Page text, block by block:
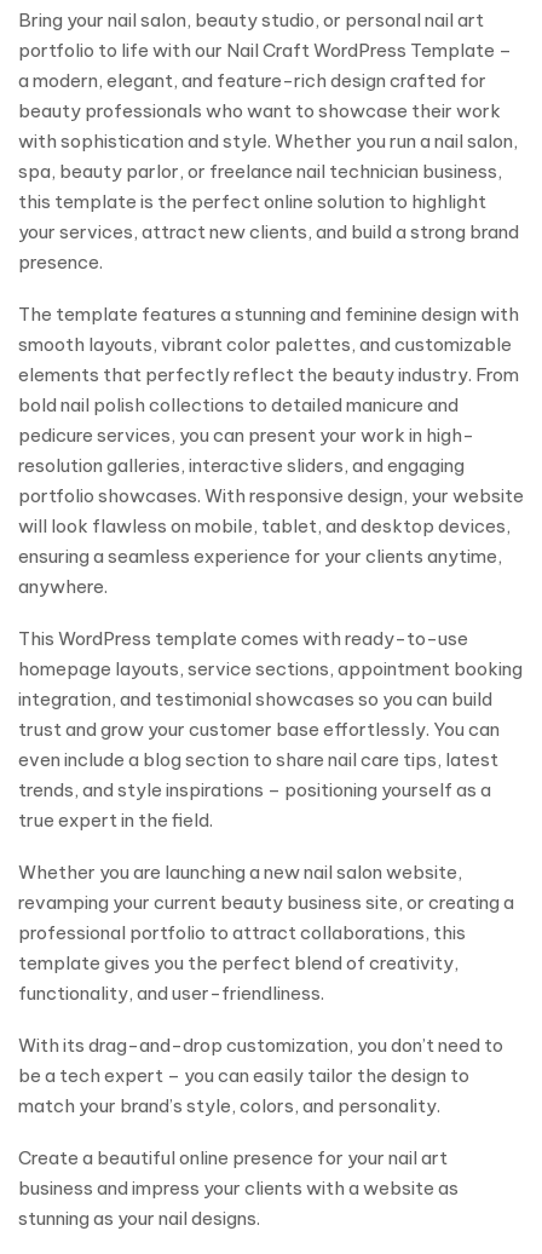
Bring your nail salon, beauty studio, or personal nail art
portfolio to life with our Nail Craft WordPress Template –
a modern, elegant, and feature-rich design crafted for
beauty professionals who want to showcase their work
with sophistication and style. Whether you run a nail salon,
spa, beauty parlor, or freelance nail technician business,
this template is the perfect online solution to highlight
your services, attract new clients, and build a strong brand
presence.
The template features a stunning and feminine design with
smooth layouts, vibrant color palettes, and customizable
elements that perfectly reflect the beauty industry. From
bold nail polish collections to detailed manicure and
pedicure services, you can present your work in high-
resolution galleries, interactive sliders, and engaging
portfolio showcases. With responsive design, your website
will look flawless on mobile, tablet, and desktop devices,
ensuring a seamless experience for your clients anytime,
anywhere.
This WordPress template comes with ready-to-use
homepage layouts, service sections, appointment booking
integration, and testimonial showcases so you can build
trust and grow your customer base effortlessly. You can
even include a blog section to share nail care tips, latest
trends, and style inspirations – positioning yourself as a
true expert in the field.
Whether you are launching a new nail salon website,
revamping your current beauty business site, or creating a
professional portfolio to attract collaborations, this
template gives you the perfect blend of creativity,
functionality, and user-friendliness.
With its drag-and-drop customization, you don’t need to
be a tech expert – you can easily tailor the design to
match your brand’s style, colors, and personality.
Create a beautiful online presence for your nail art
business and impress your clients with a website as
stunning as your nail designs.